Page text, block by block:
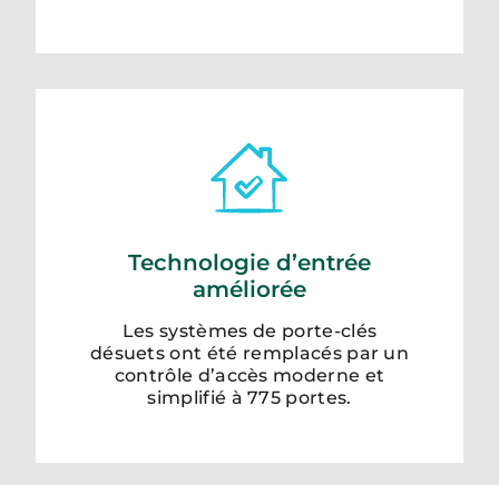
Technologie d’entrée
améliorée
Les systèmes de porte-clés
désuets ont été remplacés par un
contrôle d’accès moderne et
simplifié à 775 portes.